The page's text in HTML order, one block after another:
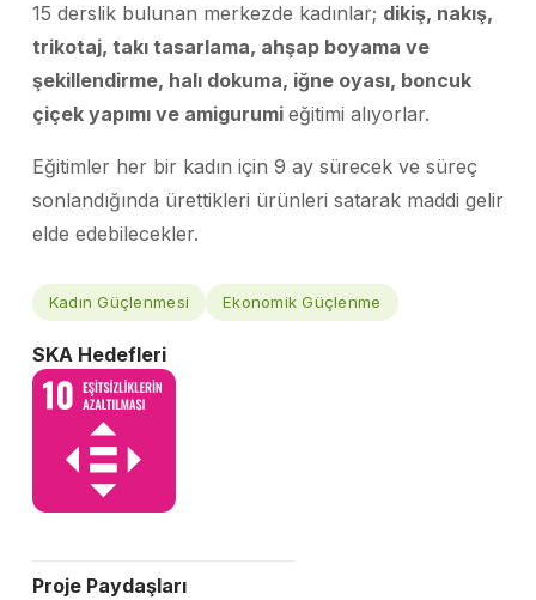
15 derslik bulunan merkezde kadınlar; dikiş, nakış,
trikotaj, takı tasarlama, ahşap boyama ve
şekillendirme, halı dokuma, iğne oyası, boncuk
çiçek yapımı ve amigurumi eğitimi alıyorlar.
Eğitimler her bir kadın için 9 ay sürecek ve süreç
sonlandığında ürettikleri ürünleri satarak maddi gelir
elde edebilecekler.
Kadın Güçlenmesi Ekonomik Güçlenme
SKA Hedefleri
Proje Paydaşları